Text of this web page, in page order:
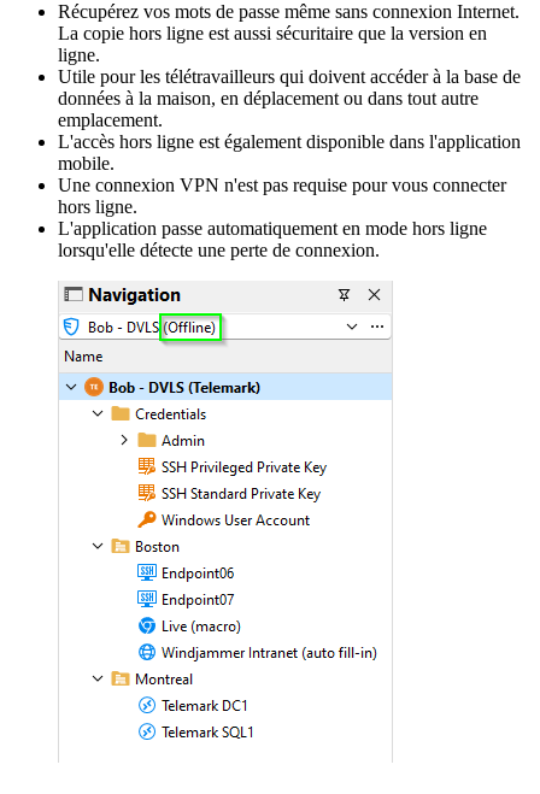
Récupérez vos mots de passe même sans connexion Internet.
La copie hors ligne est aussi sécuritaire que la version en
ligne.
Utile pour les télétravailleurs qui doivent accéder à la base de
données à la maison, en déplacement ou dans tout autre
emplacement.
L'accès hors ligne est également disponible dans l'application
mobile.
Une connexion VPN n'est pas requise pour vous connecter
hors ligne.
L'application passe automatiquement en mode hors ligne
lorsqu'elle détecte une perte de connexion.